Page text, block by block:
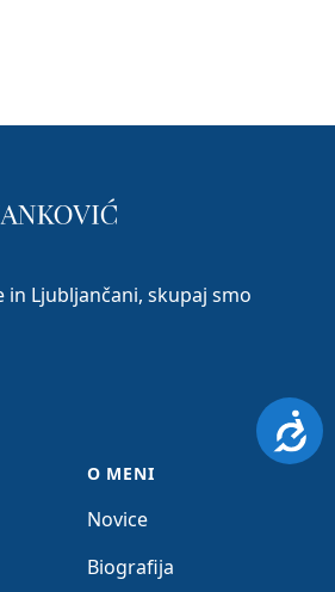
in Ljubljančani, skupaj smo
O MENI
Novice
Biografija